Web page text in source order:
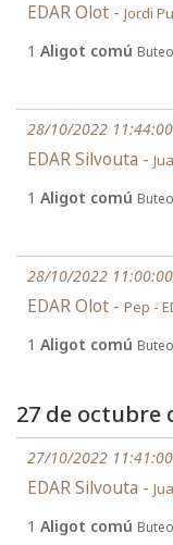
EDAR Olot - Jordi
1 Aligot comú
28/10/2022 11:44:00
EDAR Silvouta -
1 Aligot comú
28/10/2022 11:00:00
EDAR Olot - Pep -
1 Aligot comú
27 de octubre
27/10/2022 11:41:00
EDAR Silvouta -
1 Aligot comú